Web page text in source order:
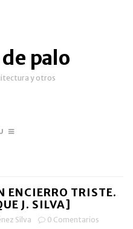
palo
y otros
ENCIERRO TRISTE.
J. SILVA]
Silva 0 Comentarios